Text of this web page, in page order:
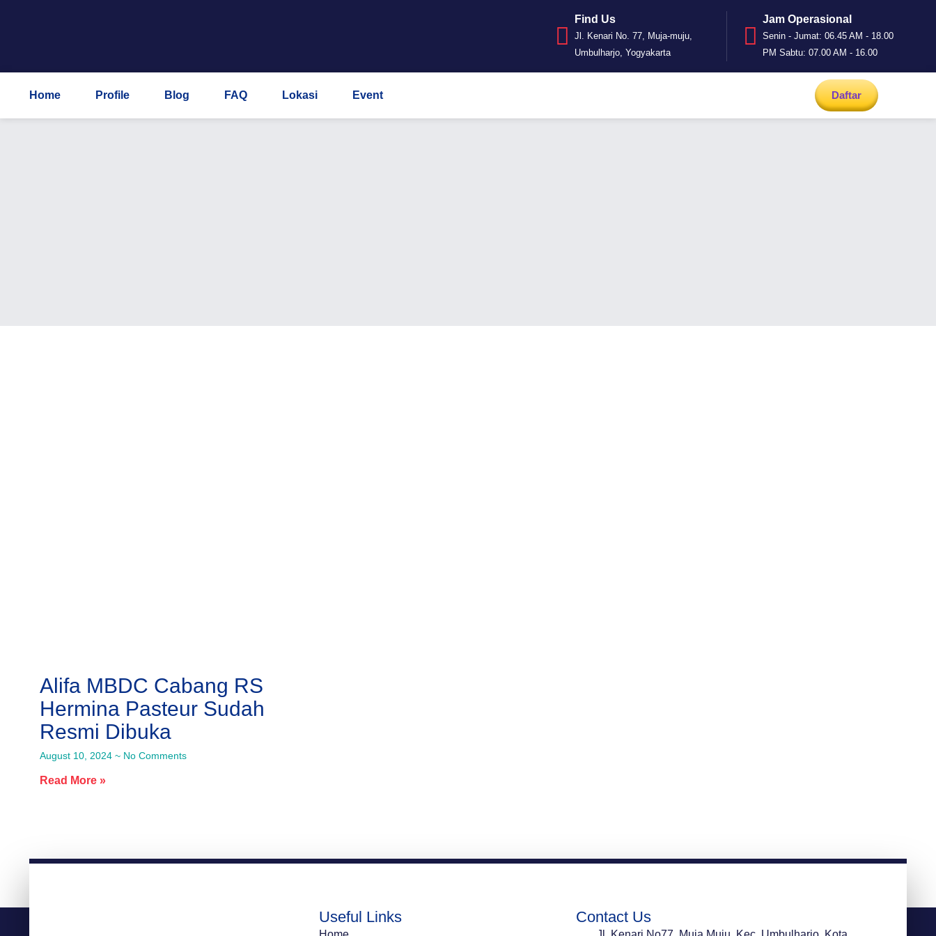
Find Us
Jl. Kenari No. 77, Muja-muju,
Umbulharjo, Yogyakarta
Jam Operasional
Senin - Jumat: 06.45 AM - 18.00
PM Sabtu: 07.00 AM - 16.00
Home Profile Blog FAQ Lokasi Event Daftar
Alifa MBDC Cabang RS
Hermina Pasteur Sudah
Resmi Dibuka
August 10, 2024 No Comments
Read More »
Useful Links Contact Us